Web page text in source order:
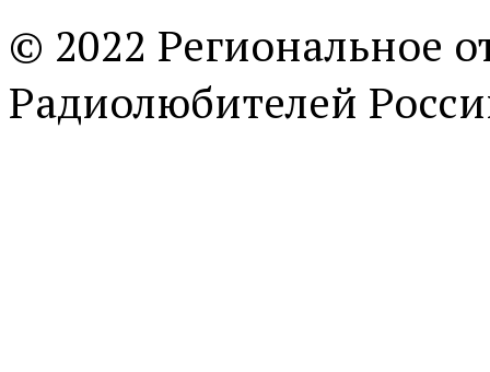
© 2022 Региональное
Радиолюбителей